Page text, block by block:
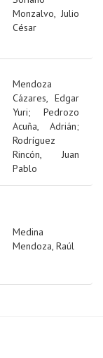
Monzalvo, Julio
César
Mendoza
Cázares, Edgar
Yuri; Pedrozo
Acuña, Adrián;
Rodríguez
Rincón, Juan
Pablo
Medina
Mendoza, Raúl